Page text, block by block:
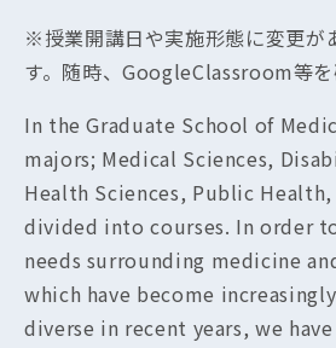
※授業開講日や実施形態に変更が
す。随時、GoogleClassroom等を
In the Graduate School of
majors; Medical Sciences,
Health Sciences, Public
divided into courses. In order
needs surrounding medicine
which have become
diverse in recent years, we